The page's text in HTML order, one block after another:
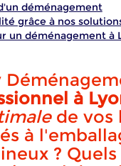
déménagement
grâce à nos
un déménagement à
à
de vos
à
?